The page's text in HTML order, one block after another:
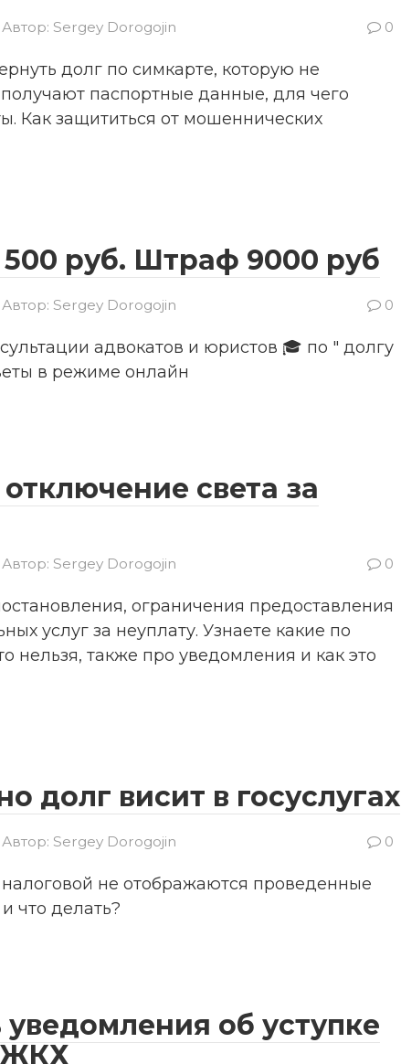
Автор: Sergey Dorogojin 0
долг по симкарте, которую не
паспортные данные, для чего
Как защититься от мошеннических
руб. Штраф 9000 руб
Автор: Sergey Dorogojin 0
адвокатов и юристов 🎓 по " долгу
в режиме онлайн
света за
Автор: Sergey Dorogojin 0
ограничения предоставления
услуг за неуплату. Узнаете какие по
нельзя, также про уведомления и как это
долг висит в госуслугах
Автор: Sergey Dorogojin 0
не отображаются проведенные
что делать?
об уступке
ЖКХ